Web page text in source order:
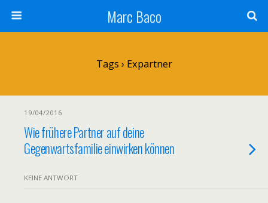
Marc Baco
Tags › Expartner
19/04/2016
Wie frühere Partner auf deine
Gegenwartsfamilie einwirken können
KEINE ANTWORT